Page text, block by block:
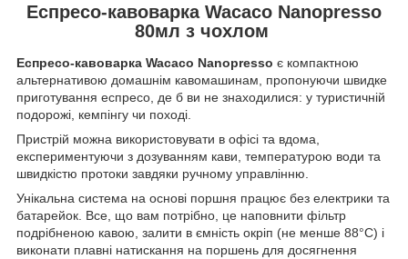
Еспресо-кавоварка Wacaco Nanopresso
80мл з чохлом
Еспресо-кавоварка Wacaco Nanopresso є компактною
альтернативою домашнім кавомашинам, пропонуючи швидке
приготування еспресо, де б ви не знаходилися: у туристичній
подорожі, кемпінгу чи поході.
Пристрій можна використовувати в офісі та вдома,
експериментуючи з дозуванням кави, температурою води та
швидкістю протоки завдяки ручному управлінню.
Унікальна система на основі поршня працює без електрики та
батарейок. Все, що вам потрібно, це наповнити фільтр
подрібненою кавою, залити в ємність окріп (не менше 88°C) і
виконати плавні натискання на поршень для досягнення